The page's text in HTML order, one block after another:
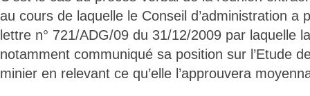
au cours de laquelle le Conseil d’administration a
lettre n° 721/ADG/09 du 31/12/2009 par laquelle
notamment communiqué sa position sur l’Etude
minier en relevant ce qu’elle l’approuvera